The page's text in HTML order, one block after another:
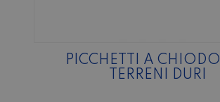
PICCHETTI A CHIODO PER
TERRENI DURI